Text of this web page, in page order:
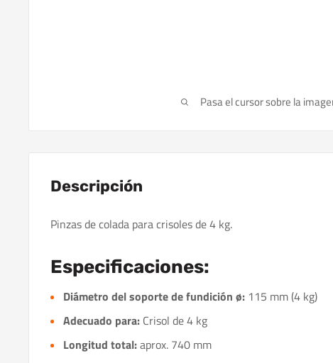
Pasa el cursor sobre la
Descripción
Pinzas de colada para crisoles de 4 kg.
Especificaciones:
Diámetro del soporte de fundición ø: 115 mm (4 kg)
Adecuado para: Crisol de 4 kg
Longitud total:aprox. 740 mm